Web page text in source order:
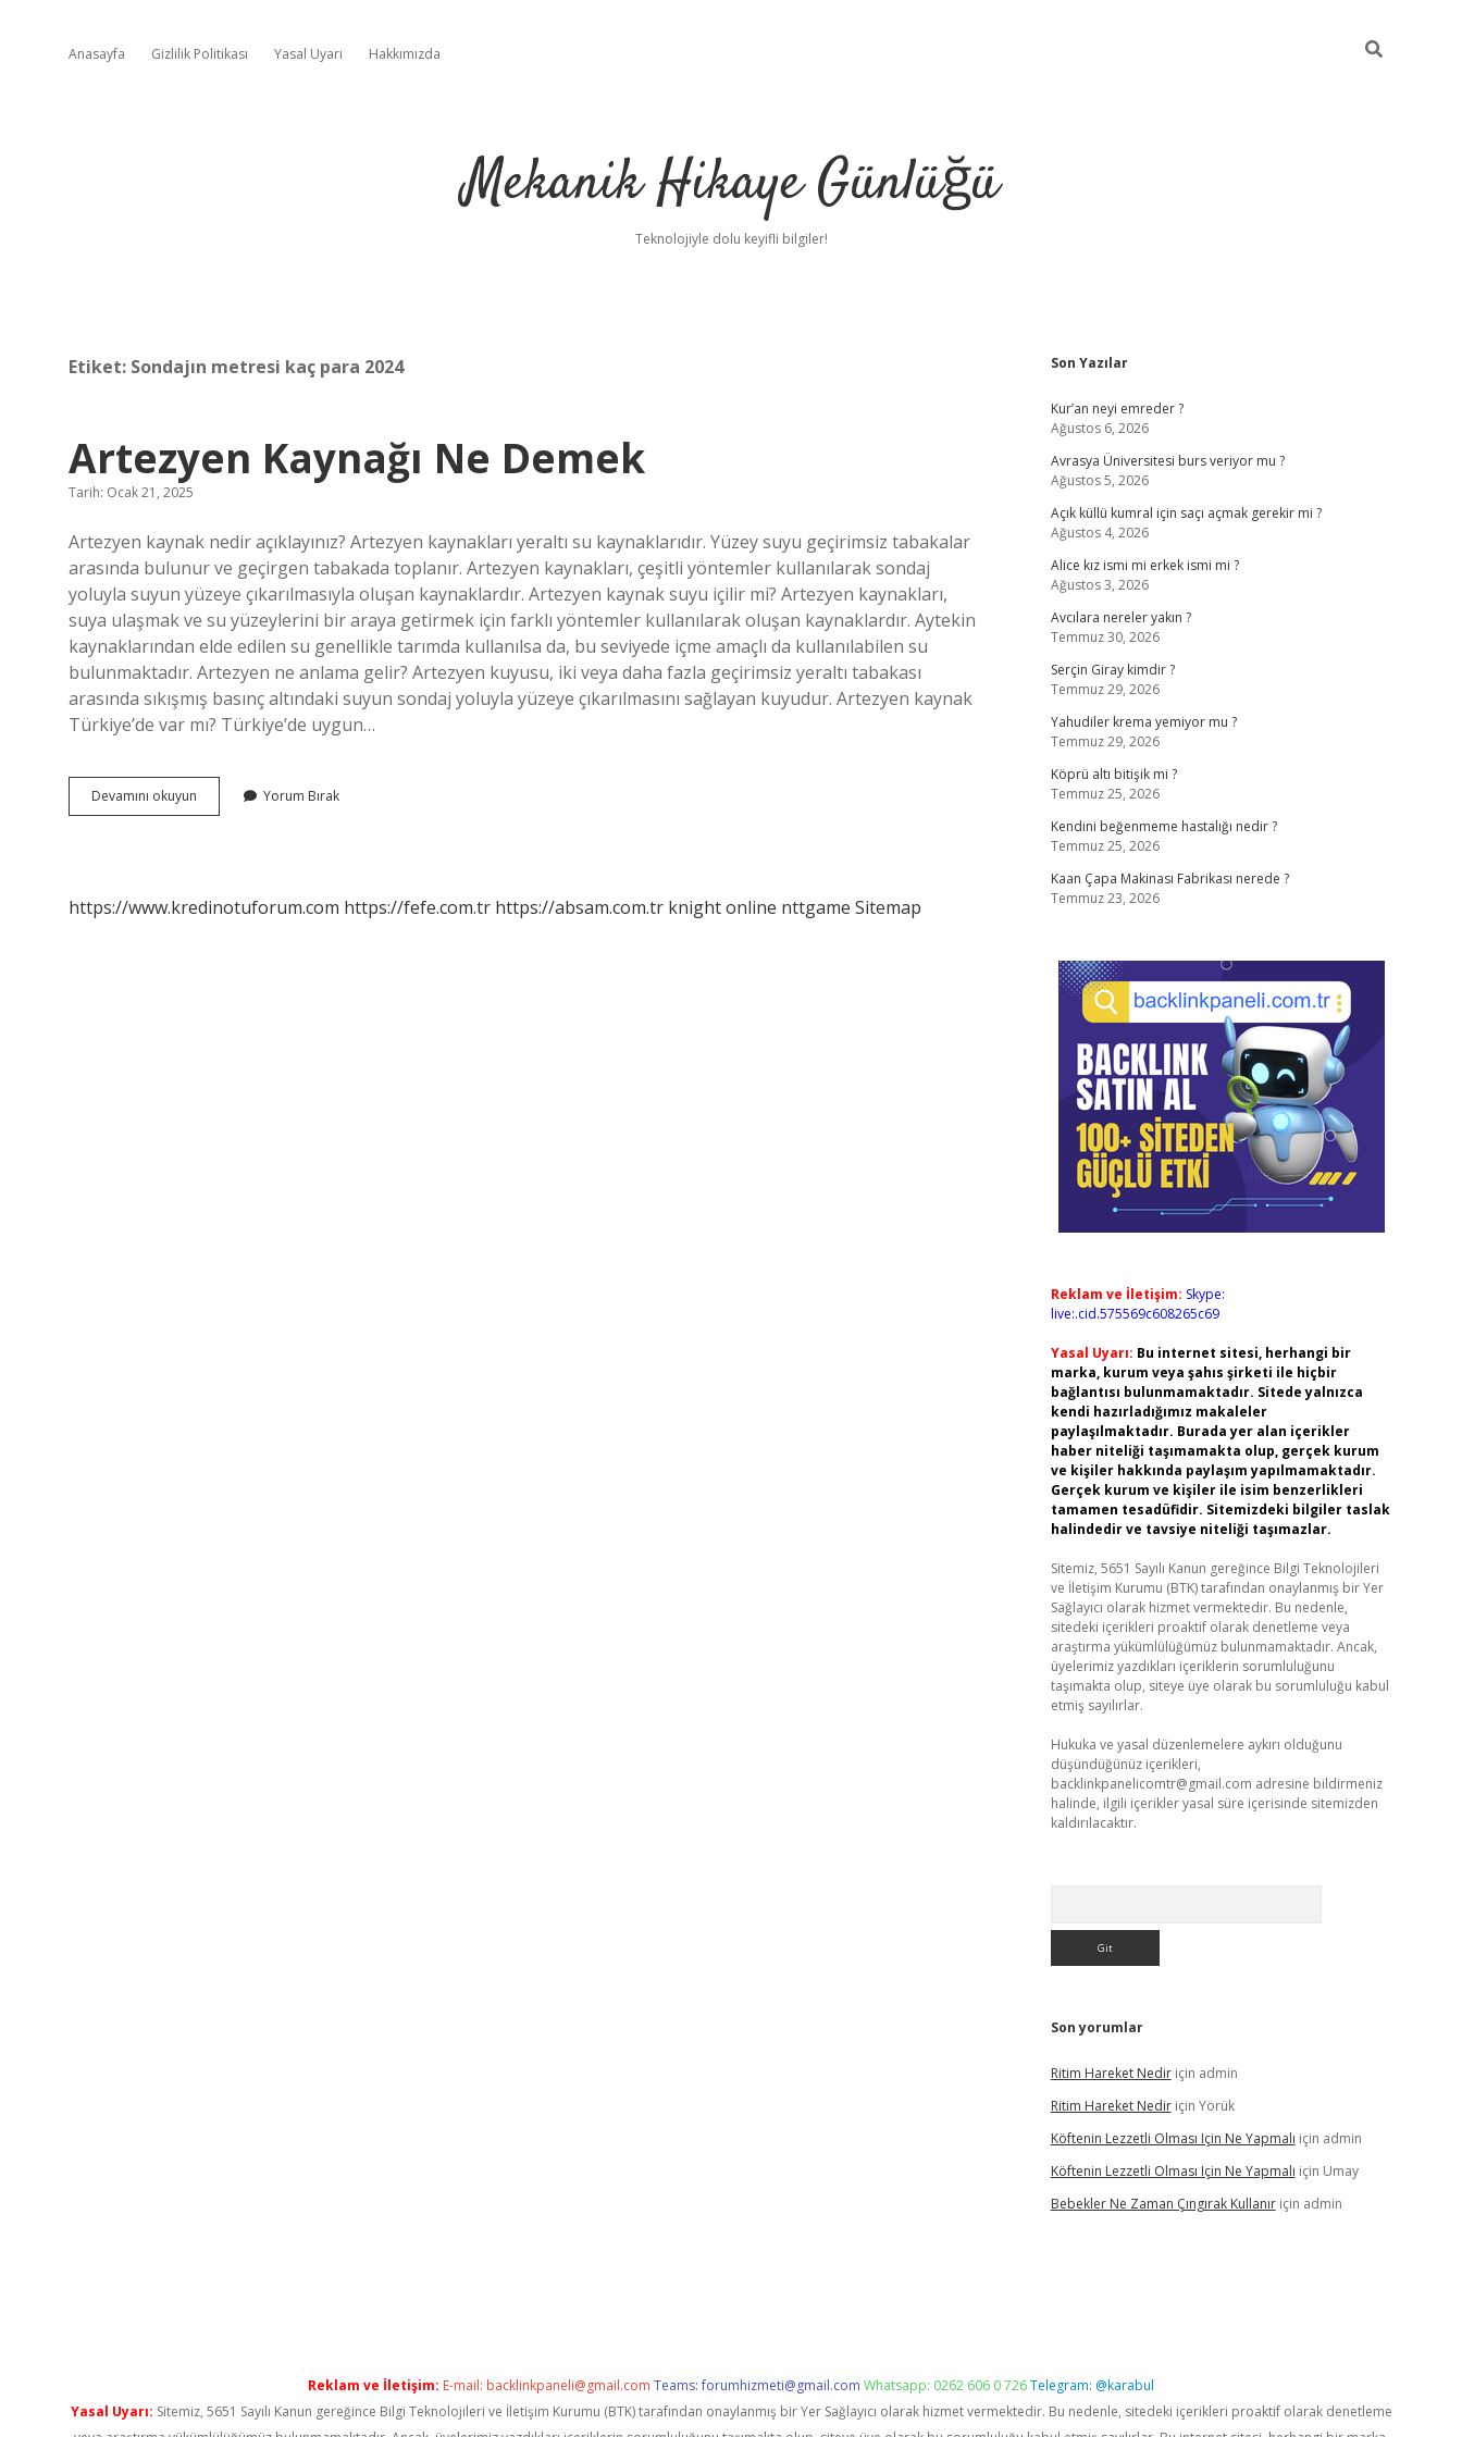
Anasayfa Gizlilik Politikası Yasal Uyarı Hakkımızda
Mekanik Hikaye Günlüğü
Teknolojiyle dolu keyifli bilgiler!
Etiket: Sondajın metresi kaç para 2024
Artezyen Kaynağı Ne Demek
Tarih: Ocak 21, 2025
Artezyen kaynak nedir açıklayınız? Artezyen kaynakları yeraltı su kaynaklarıdır. Yüzey suyu geçirimsiz tabakalar
arasında bulunur ve geçirgen tabakada toplanır. Artezyen kaynakları, çeşitli yöntemler kullanılarak sondaj
yoluyla suyun yüzeye çıkarılmasıyla oluşan kaynaklardır. Artezyen kaynak suyu içilir mi? Artezyen kaynakları,
suya ulaşmak ve su yüzeylerini bir araya getirmek için farklı yöntemler kullanılarak oluşan kaynaklardır. Aytekin
kaynaklarından elde edilen su genellikle tarımda kullanılsa da, bu seviyede içme amaçlı da kullanılabilen su
bulunmaktadır. Artezyen ne anlama gelir? Artezyen kuyusu, iki veya daha fazla geçirimsiz yeraltı tabakası
arasında sıkışmış basınç altındaki suyun sondaj yoluyla yüzeye çıkarılmasını sağlayan kuyudur. Artezyen kaynak
Türkiye’de var mı? Türkiye’de uygun…
Devamını okuyun Artezyen
Kaynağı
Yorum Bırak
https://www.kredinotuforum.com https://fefe.com.tr https://absam.com.tr knight online nttgame Sitemap
Sidebar
Son Yazılar
Kur’an neyi emreder ?
Ağustos 6, 2026
Avrasya Üniversitesi burs veriyor mu ?
Ağustos 5, 2026
Açık küllü kumral için saçı açmak gerekir mi ?
Ağustos 4, 2026
Alice kız ismi mi erkek ismi mi ?
Ağustos 3, 2026
Avcılara nereler yakın ?
Temmuz 30, 2026
Serçin Giray kimdir ?
Temmuz 29, 2026
Yahudiler krema yemiyor mu ?
Temmuz 29, 2026
Köprü altı bitişik mi ?
Temmuz 25, 2026
Kendini beğenmeme hastalığı nedir ?
Temmuz 25, 2026
Kaan Çapa Makinası Fabrikası nerede ?
Temmuz 23, 2026
Reklam ve İletişim: Skype:
live:.cid.575569c608265c69
Yasal Uyarı: Bu internet sitesi, herhangi bir
marka, kurum veya şahıs şirketi ile hiçbir
bağlantısı bulunmamaktadır. Sitede yalnızca
kendi hazırladığımız makaleler
paylaşılmaktadır. Burada yer alan içerikler
haber niteliği taşımamakta olup, gerçek kurum
ve kişiler hakkında paylaşım yapılmamaktadır.
Gerçek kurum ve kişiler ile isim benzerlikleri
tamamen tesadüfidir. Sitemizdeki bilgiler taslak
halindedir ve tavsiye niteliği taşımazlar.
Sitemiz, 5651 Sayılı Kanun gereğince Bilgi Teknolojileri
ve İletişim Kurumu (BTK) tarafından onaylanmış bir Yer
Sağlayıcı olarak hizmet vermektedir. Bu nedenle,
sitedeki içerikleri proaktif olarak denetleme veya
araştırma yükümlülüğümüz bulunmamaktadır. Ancak,
üyelerimiz yazdıkları içeriklerin sorumluluğunu
taşımakta olup, siteye üye olarak bu sorumluluğu kabul
etmiş sayılırlar.
Hukuka ve yasal düzenlemelere aykırı olduğunu
düşündüğünüz içerikleri,
backlinkpanelicomtr@gmail.com adresine bildirmeniz
halinde, ilgili içerikler yasal süre içerisinde sitemizden
kaldırılacaktır.
Son yorumlar
Ritim Hareket Nediriçin admin
Ritim Hareket Nediriçin Yörük
Köftenin Lezzetli Olması Için Ne Yapmalı için admin
Köftenin Lezzetli Olması Için Ne Yapmalı için Umay
Bebekler Ne Zaman Çıngırak Kullanıriçin admin
Reklam ve İletişim: E-mail: backlinkpaneli@gmail.com Teams:forumhizmeti@gmail.com Whatsapp: 0262 606 0 726Telegram: @karabul
Yasal Uyarı: Sitemiz, 5651 Sayılı Kanun gereğince Bilgi Teknolojileri ve İletişim Kurumu (BTK) tarafından onaylanmış bir Yer Sağlayıcı olarak hizmet vermektedir. Bu nedenle, sitedeki içerikleri proaktif olarak denetleme